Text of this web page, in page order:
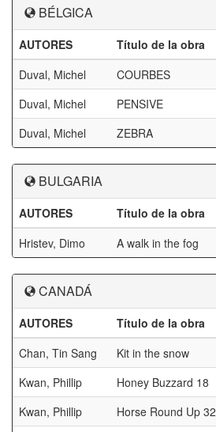
BÉLGICA
AUTORES Título de la obra
Duval, Michel
COURBES
Duval, Michel
PENSIVE
Duval, Michel
ZEBRA
BULGARIA
AUTORES Título de la obra
Hristev, Dimo
A walk in the fog
CANADÁ
AUTORES Título de la obra
Chan, Tin Sang
Kit in the snow
Kwan, Phillip
Honey Buzzard 18
Kwan, Phillip
Horse Round Up 32